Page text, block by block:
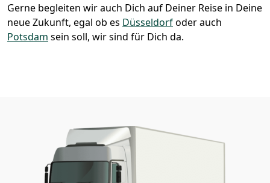
Gerne begleiten wir auch Dich auf Deiner Reise in Deine
neue Zukunft, egal ob es Düsseldorfoder auch
Potsdam sein soll, wir sind für Dich da.